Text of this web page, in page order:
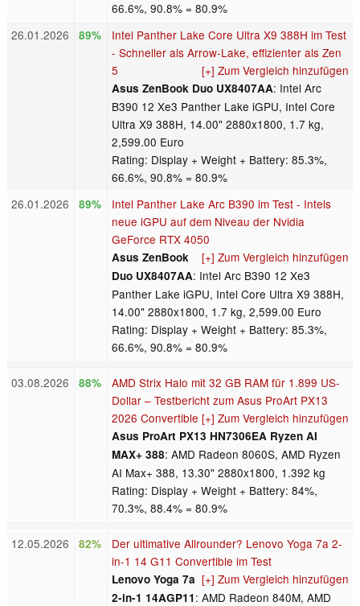
66.6%, 90.8% = 80.9%
26.01.2026
89%
Intel Panther Lake Core Ultra X9 388H im Test
- Schneller als Arrow-Lake, effizienter als Zen
5
[+] Zum Vergleich hinzufügen
Asus ZenBook Duo UX8407AA: Intel Arc
B390 12 Xe3 Panther Lake iGPU, Intel Core
Ultra X9 388H, 14.00" 2880x1800, 1.7 kg,
2,599.00 Euro
Rating: Display + Weight + Battery: 85.3%,
66.6%, 90.8% = 80.9%
26.01.2026
89%
Intel Panther Lake Arc B390 im Test - Intels
neue iGPU auf dem Niveau der Nvidia
GeForce RTX 4050
[+] Zum Vergleich hinzufügen
Asus ZenBook
Duo UX8407AA: Intel Arc B390 12 Xe3
Panther Lake iGPU, Intel Core Ultra X9 388H,
14.00" 2880x1800, 1.7 kg, 2,599.00 Euro
Rating: Display + Weight + Battery: 85.3%,
66.6%, 90.8% = 80.9%
03.08.2026 88%
AMD Strix Halo mit 32 GB RAM für 1.899 US-
Dollar – Testbericht zum Asus ProArt PX13
2026 Convertible [+] Zum Vergleich hinzufügen
Asus ProArt PX13 HN7306EA Ryzen AI
MAX+ 388: AMD Radeon 8060S, AMD Ryzen
AI Max+ 388, 13.30" 2880x1800, 1.392 kg
Rating: Display + Weight + Battery: 84%,
70.3%, 88.4% = 80.9%
12.05.2026 82%
Der ultimative Allrounder? Lenovo Yoga 7a 2-
in-1 14 G11 Convertible im Test
[+] Zum Vergleich hinzufügen
Lenovo Yoga 7a
2-in-1 14AGP11: AMD Radeon 840M, AMD